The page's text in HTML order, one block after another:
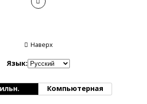
Наверх
Язык:
Компьютерная